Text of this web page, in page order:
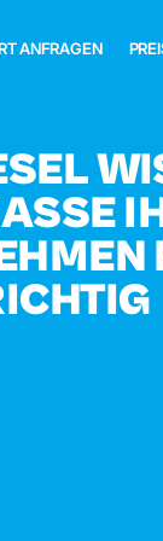
ANFRAGEN